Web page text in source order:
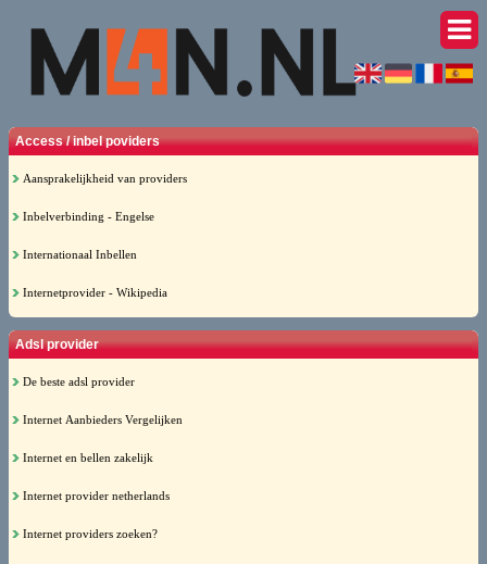
Access / inbel poviders
Aansprakelijkheid van providers
Inbelverbinding - Engelse
Internationaal Inbellen
Internetprovider - Wikipedia
Adsl provider
De beste adsl provider
Internet Aanbieders Vergelijken
Internet en bellen zakelijk
Internet provider netherlands
Internet providers zoeken?